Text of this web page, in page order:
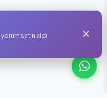
yorum satın aldı